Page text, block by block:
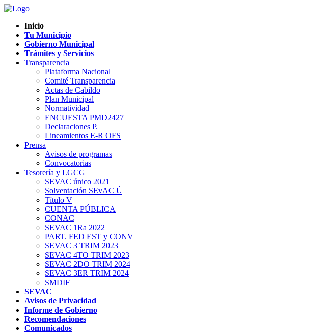
Inicio
Tu Municipio
Gobierno Municipal
Trámites y Servicios
Transparencia
Plataforma Nacional
Comité Transparencia
Actas de Cabildo
Plan Municipal
Normatividad
ENCUESTA PMD2427
Declaraciones P.
Lineamientos E-R OFS
Prensa
Avisos de programas
Convocatorias
Tesorería y LGCG
SEVAC único 2021
Solventación SEvAC Ú
Título V
CUENTA PÚBLICA
CONAC
SEVAC 1Ra 2022
PART. FED EST y CONV
SEVAC 3 TRIM 2023
SEVAC 4TO TRIM 2023
SEVAC 2DO TRIM 2024
SEVAC 3ER TRIM 2024
SMDIF
SEVAC
Avisos de Privacidad
Informe de Gobierno
Recomendaciones
Comunicados